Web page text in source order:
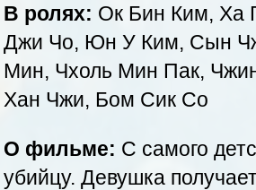
В ролях: Ок Бин Ким, Ха
Джи Чо, Юн У Ким, Сын
Мин, Чхоль Мин Пак,
Хан Чжи, Бом Сик Со
О фильме: С самого
убийцу. Девушка